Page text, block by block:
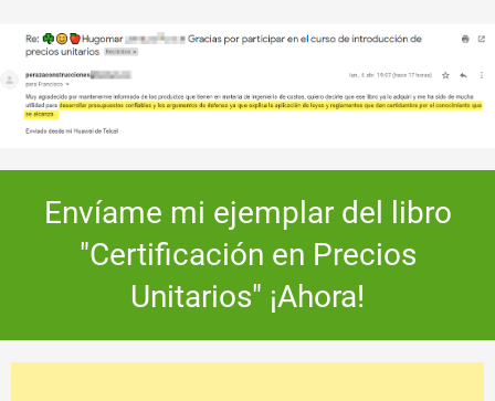
Envíame mi ejemplar del libro
"Certificación en Precios
Unitarios" ¡Ahora!